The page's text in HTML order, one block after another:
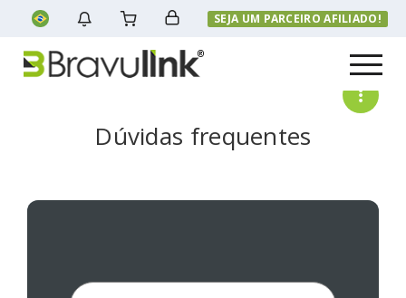
SEJA UM PARCEIRO AFILIADO!
Menu
Dúvidas frequentes